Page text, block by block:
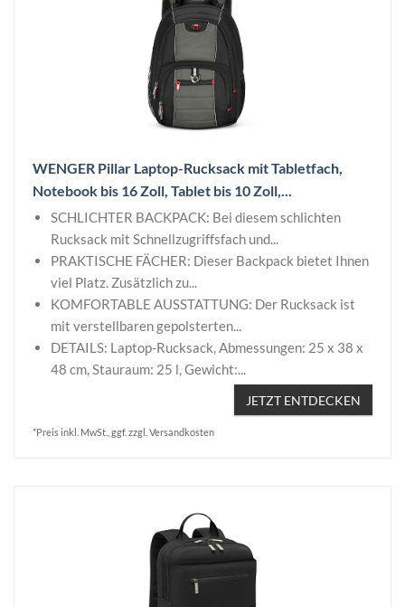
WENGER Pillar Laptop-Rucksack mit Tabletfach,
Notebook bis 16 Zoll, Tablet bis 10 Zoll,...
SCHLICHTER BACKPACK: Bei diesem schlichten
Rucksack mit Schnellzugriffsfach und...
PRAKTISCHE FÄCHER: Dieser Backpack bietet Ihnen
viel Platz. Zusätzlich zu...
KOMFORTABLE AUSSTATTUNG: Der Rucksack ist
mit verstellbaren gepolsterten...
DETAILS: Laptop-Rucksack, Abmessungen: 25 x 38 x
48 cm, Stauraum: 25 l, Gewicht:...
JETZT ENTDECKEN
*Preis inkl. MwSt., ggf. zzgl. Versandkosten